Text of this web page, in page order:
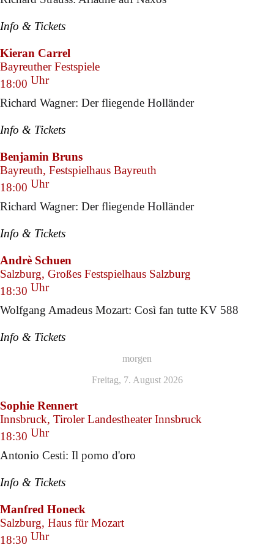
Info & Tickets
Kieran Carrel
Bayreuther Festspiele
18:00 Uhr
Richard Wagner: Der fliegende Holländer
Info & Tickets
Benjamin Bruns
Bayreuth, Festspielhaus Bayreuth
18:00 Uhr
Richard Wagner: Der fliegende Holländer
Info & Tickets
Andrè Schuen
Salzburg, Großes Festspielhaus Salzburg
18:30 Uhr
Wolfgang Amadeus Mozart: Così fan tutte KV 588
Info & Tickets
morgen
Freitag, 7. August 2026
Sophie Rennert
Innsbruck, Tiroler Landestheater Innsbruck
18:30 Uhr
Antonio Cesti: Il pomo d'oro
Info & Tickets
Manfred Honeck
Salzburg, Haus für Mozart
18:30 Uhr